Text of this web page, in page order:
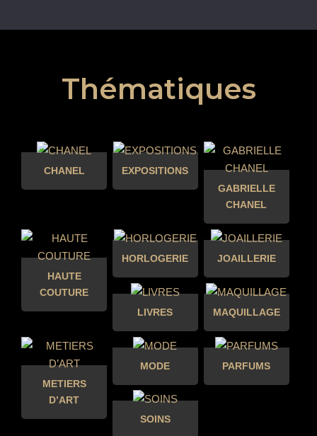
Thématiques
CHANEL
EXPOSITIONS
GABRIELLE
CHANEL
HAUTE
COUTURE
HORLOGERIE JOAILLERIE
LIVRES MAQUILLAGE
METIERS
D’ART
MODE PARFUMS
SOINS